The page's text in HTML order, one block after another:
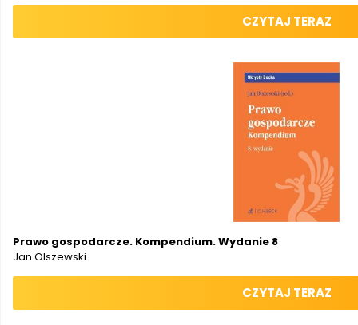
CZYTAJ TERAZ
Prawo gospodarcze. Kompendium. Wydanie 8
Jan Olszewski
CZYTAJ TERAZ